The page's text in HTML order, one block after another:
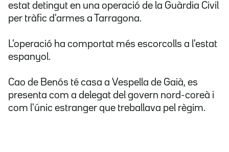
estat detingut en una operació de la Guàrdia Civil
per tràfic d'armes a Tarragona.
L'operació ha comportat més escorcolls a l'estat
espanyol.
Cao de Benós té casa a Vespella de Gaià, es
presenta com a delegat del govern nord-coreà i
com l'únic estranger que treballava pel règim.